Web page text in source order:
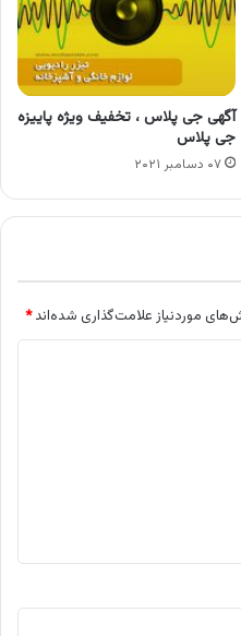
آگهی جی پلاس ، تخفیف ویژه پاییزه
جی پلاس
۰۷ دسامبر ۲۰۲۱
موردنیاز علامت‌گذاری شده‌اند*